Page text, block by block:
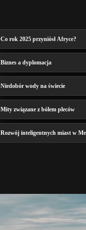
Co rok 2025 przyniósł Afryce?
Biznes a dyplomacja
Niedobór wody na świecie
Mity związane z bólem pleców
Rozwój inteligentnych miast w